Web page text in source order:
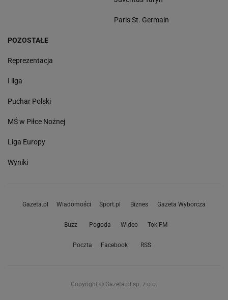
Paris St. Germain
POZOSTAŁE
Reprezentacja
I liga
Puchar Polski
MŚ w Piłce Nożnej
Liga Europy
Wyniki
Gazeta.pl Wiadomości Sport.pl Biznes Gazeta Wyborcza
Buzz Pogoda Wideo Tok.FM
Poczta Facebook RSS
Copyright © Gazeta.pl sp. z o.o.